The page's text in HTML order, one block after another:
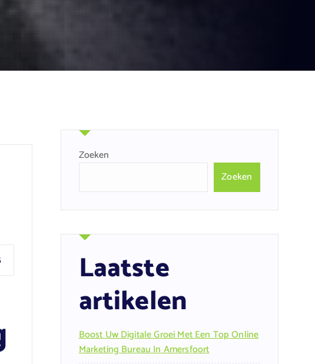
Zoeken
Zoeken
Laatste
artikelen
Boost Uw Digitale Groei Met Een Top Online
Marketing Bureau In Amersfoort